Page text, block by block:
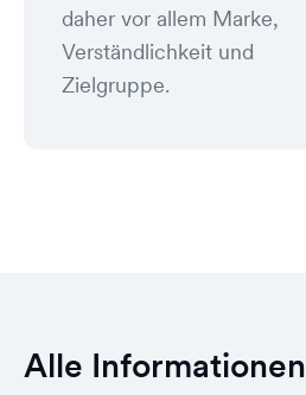
daher vor allem Marke,
Verständlichkeit und
Zielgruppe.
Alle Informationen